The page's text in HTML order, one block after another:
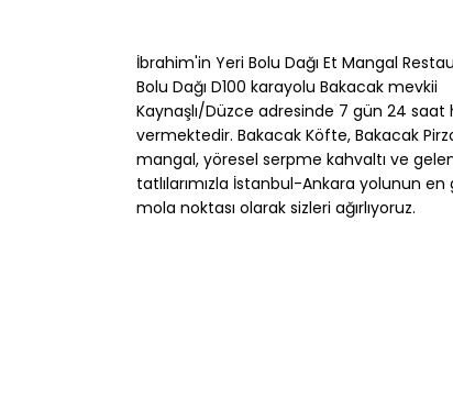
Sapanca Gezi Rehberi:
Göl, Maşukiye ve Doğa
Rotaları
Etli
7
İbrahim'in Yeri Bolu Dağı Et Mangal
Bolu Dağı D100 karayolu Bakacak mevkii
Kaynaşlı/Düzce adresinde 7 gün 24 saat
vermektedir. Bakacak Köfte, Bakacak
mangal, yöresel serpme kahvaltı ve
tatlılarımızla İstanbul-Ankara yolunun en
mola noktası olarak sizleri ağırlıyoruz.